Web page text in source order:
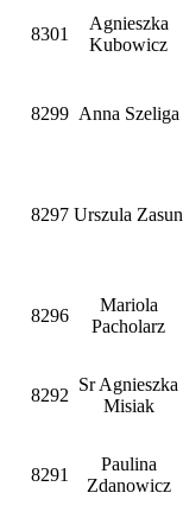
8301
Agnieszka
Kubowicz
8299 Anna Szeliga
8297 Urszula Zasun
8296
Mariola
Pacholarz
8292
Sr Agnieszka
Misiak
8291
Paulina
Zdanowicz